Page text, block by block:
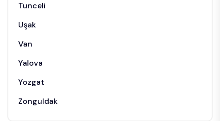
Tunceli
Uşak
Van
Yalova
Yozgat
Zonguldak